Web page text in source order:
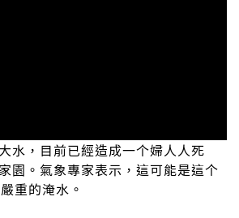
水，目前已經造成一个婦人人死
園。氣象專家表示，這可能是這个
重的淹水。